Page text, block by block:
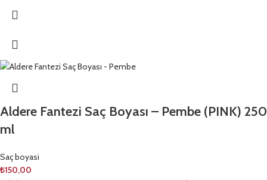
Aldere Fantezi Saç Boyası – Pembe (PINK) 250
ml
Saç boyasi
₺150,00